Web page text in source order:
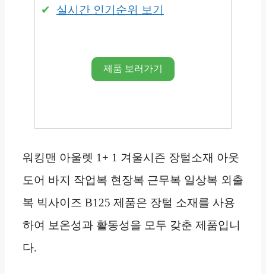
실시간 인기순위 보기
제품 보러가기
워킹맨 아울렛 1+ 1 겨울시즌 장털소재 아웃
도어 바지 작업복 현장복 근무복 일상복 외출
복 빅사이즈 B125 제품은 장털 소재를 사용
하여 보온성과 활동성을 모두 갖춘 제품입니
다.